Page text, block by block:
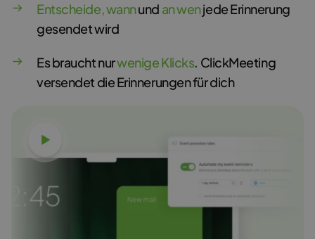
Entscheide, wannund an wenjede Erinnerung
gesendet wird
Es braucht nurwenige Klicks. ClickMeeting
versendet die Erinnerungen für dich